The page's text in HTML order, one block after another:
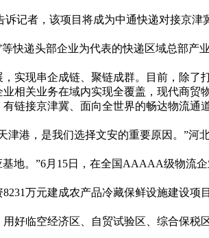
记者，该项目将成为中通快递对接京津
快递头部企业为代表的快递区域总部产
实现串企成链、聚链成群。目前，除了
关业务在域内实现全覆盖，现代商贸
链接京津冀、面向全世界的畅达物流通
港，是我们选择文安的重要原因。”河
地。”6月15日，在全国AAAAA级物流
万元建成农产品冷藏保鲜设施建设项
好临空经济区、自贸试验区、综合保税